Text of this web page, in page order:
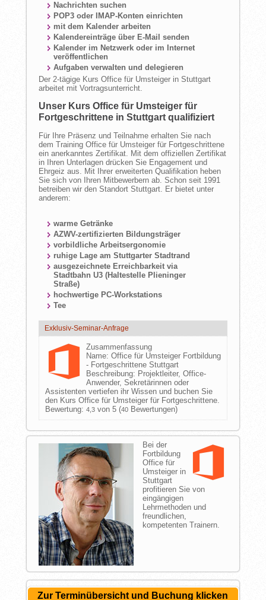
Nachrichten suchen
POP3 oder IMAP-Konten einrichten
mit dem Kalender arbeiten
Kalendereinträge über E-Mail senden
Kalender im Netzwerk oder im Internet
veröffentlichen
Aufgaben verwalten und delegieren
Der 2-tägige Kurs Office für Umsteiger in Stuttgart
arbeitet mit Vortragsunterricht.
Unser Kurs Office für Umsteiger für
Fortgeschrittene in Stuttgart qualifiziert
Für Ihre Präsenz und Teilnahme erhalten Sie nach
dem Training Office für Umsteiger für Fortgeschrittene
ein anerkanntes Zertifikat. Mit dem offiziellen Zertifikat
in Ihren Unterlagen drücken Sie Engagement und
Ehrgeiz aus. Mit Ihrer erweiterten Qualifikation heben
Sie sich von Ihren Mitbewerbern ab. Schon seit 1991
betreiben wir den Standort Stuttgart. Er bietet unter
anderem:
warme Getränke
AZWV-zertifizierten Bildungsträger
vorbildliche Arbeitsergonomie
ruhige Lage am Stuttgarter Stadtrand
ausgezeichnete Erreichbarkeit via
Stadtbahn U3 (Haltestelle Plieninger
Straße)
hochwertige PC-Workstations
Tee
Exklusiv-Seminar-Anfrage
Zusammenfassung
Name: Office für Umsteiger Fortbildung
- Fortgeschrittene Stuttgart
Beschreibung: Projektleiter, Office-
Anwender, Sekretärinnen oder
Assistenten vertiefen ihr Wissen und buchen Sie
den Kurs Office für Umsteiger für Fortgeschrittene.
Bewertung: 4,3von 5 (40Bewertungen)
Bei der
Fortbildung
Office für
Umsteiger in
Stuttgart
profitieren Sie von
eingängigen
Lehrmethoden und
freundlichen,
kompetenten Trainern.
Zur Terminübersicht und Buchung klicken